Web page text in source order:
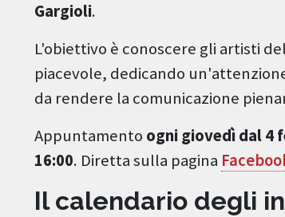
Gargioli.
L'obiettivo è conoscere gli artisti
piacevole, dedicando
da rendere la comunicazione
Appuntamento ogni giovedì dal 4
16:00. Diretta sulla pagina
Il calendario degli